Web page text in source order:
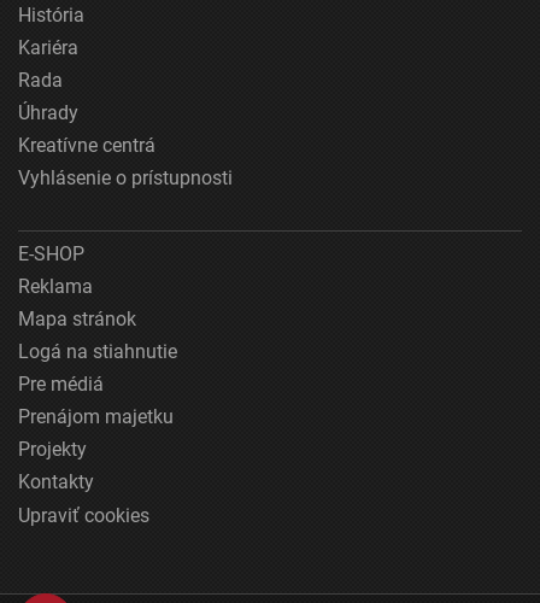
História
Kariéra
Rada
Úhrady
Kreatívne centrá
Vyhlásenie o prístupnosti
E-SHOP
Reklama
Mapa stránok
Logá na stiahnutie
Pre médiá
Prenájom majetku
Projekty
Kontakty
Upraviť cookies